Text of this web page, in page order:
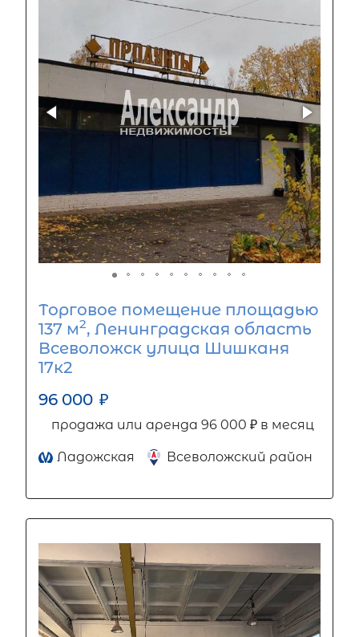
Торговое помещение площадью
137 м2, Ленинградская область
Всеволожск улица Шишканя
17к2
96 000 ₽
продажа или аренда 96 000 ₽ в месяц
Ладожская Всеволожский район